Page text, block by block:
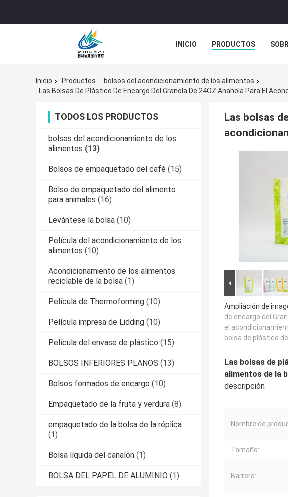
INICIO PRODUCTOS
Inicio
Productos
bolsos del acondicionamiento de los alimentos
Las Bolsas De Plástico De Encargo Del Granola De 24OZ Anahola Para El
TODOS LOS PRODUCTOS
bolsos del acondicionamiento de los
alimentos (13)
Bolsos de empaquetado del café (15)
Bolso de empaquetado del alimento
para animales (16)
Levántese la bolsa (10)
Película del acondicionamiento de los
alimentos (10)
Acondicionamiento de los alimentos
reciclable de la bolsa (1)
Película de Thermoforming (10)
Película impresa de Lidding (10)
Película del envase de plástico (15)
BOLSOS INFERIORES PLANOS (13)
Bolsos formados de encargo (10)
Empaquetado de la fruta y verdura (8)
empaquetado de la bolsa de la réplica
(1)
Bolsa líquida del canalón (1)
BOLSA DEL PAPEL DE ALUMINIO (1)
Las bolsas
Ampliación de
de encargo del
el
bolsa de plástico
Las bolsas de
alimentos de la
descripción
Nombre de
Tamaño:
Barrera: